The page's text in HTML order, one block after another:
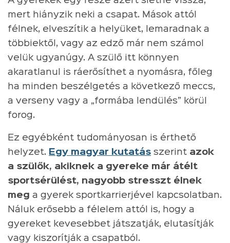
mert hiányzik neki a csapat. Mások attól
félnek, elveszítik a helyüket, lemaradnak a
többiektől, vagy az edző már nem számol
velük ugyanúgy. A szülő itt könnyen
akaratlanul is ráerősíthet a nyomásra, főleg
ha minden beszélgetés a következő meccs,
a verseny vagy a „formába lendülés” körül
forog.
Ez egyébként tudományosan is érthető
helyzet. Egy magyar kutatás szerint azok
a szülők, akiknek a gyereke már átélt
sportsérülést, nagyobb stresszt élnek
meg a gyerek sportkarrierjével kapcsolatban.
Náluk erősebb a félelem attól is, hogy a
gyereket kevesebbet játszatják, elutasítják
vagy kiszorítják a csapatból.